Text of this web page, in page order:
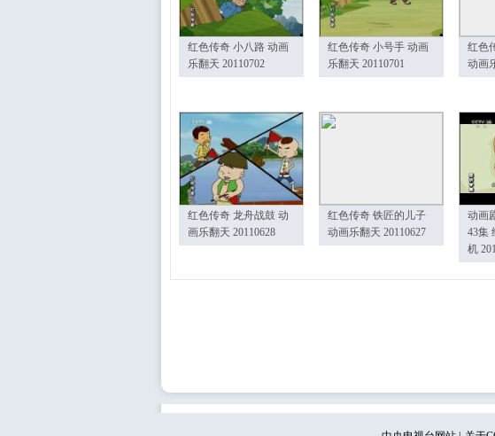
红色传奇 小八路 动画
乐翻天 20110702
红色传奇 小号手 动画
乐翻天 20110701
红色
动画
红色传奇 龙舟战鼓 动
画乐翻天 20110628
红色传奇 铁匠的儿子
动画乐翻天 20110627
动画
43集
机